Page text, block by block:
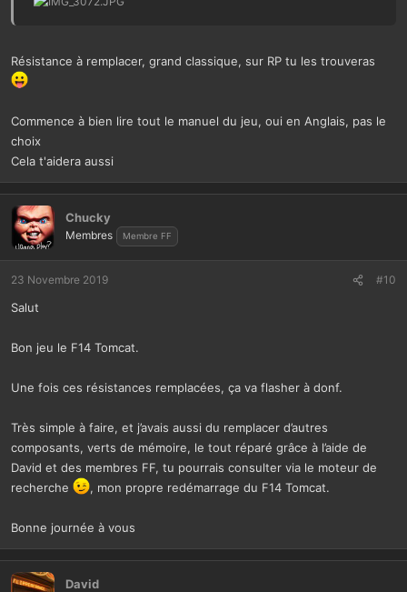
Résistance à remplacer, grand classique, sur RP tu les trouveras
Commence à bien lire tout le manuel du jeu, oui en Anglais, pas le
choix
Cela t'aidera aussi
Chucky
Membres Membre FF
23 Novembre 2019 #10
Salut
Bon jeu le F14 Tomcat.
Une fois ces résistances remplacées, ça va flasher à donf.
Très simple à faire, et j’avais aussi du remplacer d’autres
composants, verts de mémoire, le tout réparé grâce à l’aide de
David et des membres FF, tu pourrais consulter via le moteur de
recherche
, mon propre redémarrage du F14 Tomcat.
Bonne journée à vous
David